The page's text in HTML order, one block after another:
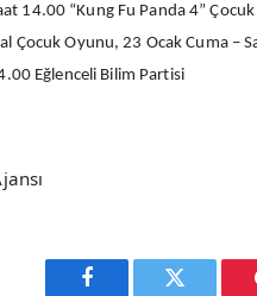
14.00 “Kung Fu Panda 4”
Çocuk Oyunu, 23 Ocak Cuma –
Eğlenceli Bilim Partisi